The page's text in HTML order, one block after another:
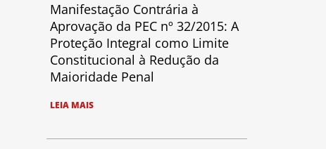
Manifestação Contrária à
Aprovação da PEC nº 32/2015: A
Proteção Integral como Limite
Constitucional à Redução da
Maioridade Penal
LEIA MAIS